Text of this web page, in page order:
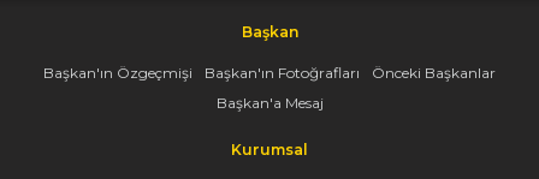
Başkan
Başkan'ın Özgeçmişi Başkan'ın Fotoğrafları
Önceki Başkanlar
Başkan'a Mesaj
Kurumsal